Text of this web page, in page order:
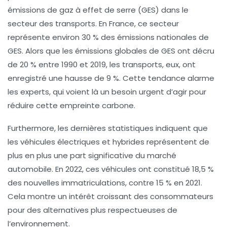
émissions de gaz à effet de serre (GES) dans le
secteur des transports. En France, ce secteur
représente environ 30 % des émissions nationales de
GES. Alors que les émissions globales de GES ont décru
de 20 % entre 1990 et 2019, les transports, eux, ont
enregistré une hausse de 9 %. Cette tendance alarme
les experts, qui voient là un besoin urgent d’agir pour
réduire cette empreinte carbone.
Furthermore, les dernières statistiques indiquent que
les véhicules électriques et hybrides représentent de
plus en plus une part significative du marché
automobile. En 2022, ces véhicules ont constitué 18,5 %
des nouvelles immatriculations, contre 15 % en 2021.
Cela montre un intérêt croissant des consommateurs
pour des alternatives plus respectueuses de
l’environnement.